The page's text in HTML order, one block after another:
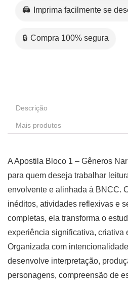
🖨️ Imprima facilmente se
🔒 Compra 100% segura
Descrição
Mais produtos
A Apostila Bloco 1 – Gêneros
para quem deseja trabalhar
envolvente e alinhada à BNCC.
inéditos, atividades reflexivas e
completas, ela transforma o
experiência significativa, criativa
Organizada com
desenvolve interpretação,
personagens, compreensão de